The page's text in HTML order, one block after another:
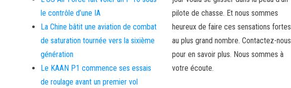
le contrôle d’une IA
La Chine bâtit une aviation de combat
de saturation tournée vers la sixième
génération
Le KAAN P1 commence ses essais
de roulage avant un premier vol
pilote de chasse. Et nous sommes
heureux de faire ces sensations fortes
au plus grand nombre. Contactez-nous
pour en savoir plus. Nous sommes à
votre écoute.